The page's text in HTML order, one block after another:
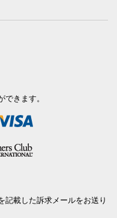
きます。
記載した訴求メールをお送り